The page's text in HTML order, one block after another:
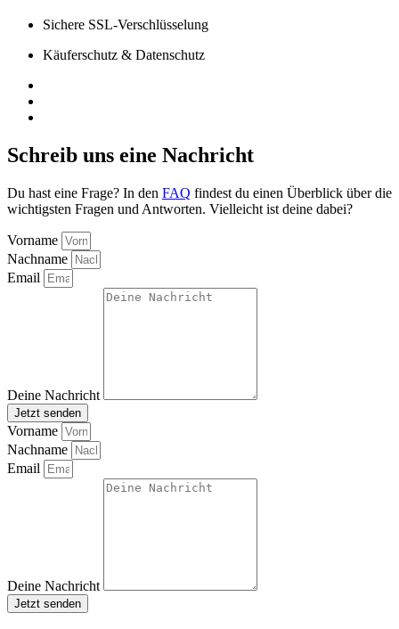
Sichere SSL-Verschlüsselung
Käuferschutz & Datenschutz
Schreib uns eine Nachricht
Du hast eine Frage? In den FAQ findest du einen Überblick über die
wichtigsten Fragen und Antworten. Vielleicht ist deine dabei?
Vorname
Nachname
Email
Deine Nachricht
Jetzt senden
Vorname
Nachname
Email
Deine Nachricht
Jetzt senden